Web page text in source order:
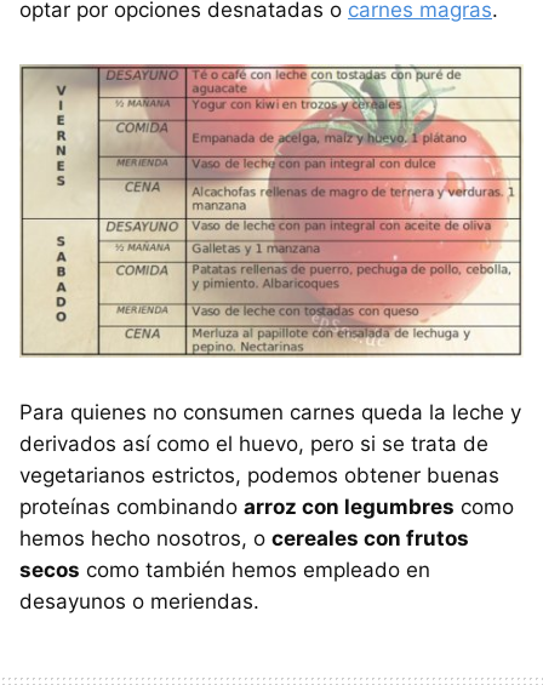
optar por opciones desnatadas o carnes magras.
Para quienes no consumen carnes queda la leche y
derivados así como el huevo, pero si se trata de
vegetarianos estrictos, podemos obtener buenas
proteínas combinando arroz con legumbres como
hemos hecho nosotros, o cereales con frutos
secos como también hemos empleado en
desayunos o meriendas.